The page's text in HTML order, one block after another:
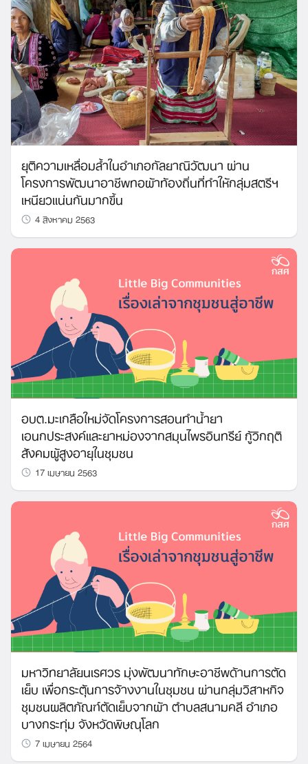
ยุติความเหลื่อมล้ำในอำเภอกัลยาณิวัฒนา ผ่าน
โครงการพัฒนาอาชีพทอผ้าท้องถิ่นที่ทำให้กลุ่มสตรีฯ
เหนียวแน่นกันมากขึ้น
4 สิงหาคม 2563
อบต.มะเกลือใหม่จัดโครงการสอนทำน้ำยา
เอนกประสงค์และยาหม่องจากสมุนไพรอินทรีย์ กู้วิกฤติ
สังคมผู้สูงอายุในชุมชน
17 เมษายน 2563
มหาวิทยาลัยนเรศวร มุ่งพัฒนาทักษะอาชีพด้านการตัด
เย็บ เพื่อกระตุ้นการจ้างงานในชุมชน ผ่านกลุ่มวิสาหกิจ
ชุมชนผลิตภัณฑ์ตัดเย็บจากผ้า ตำบลสนามคลี อำเภอ
บางกระทุ่ม จังหวัดพิษณุโลก
7 เมษายน 2564